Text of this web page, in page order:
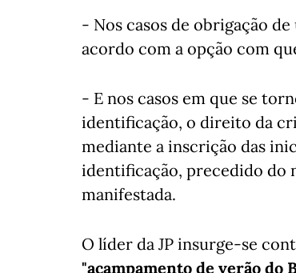
- Nos casos de obrigação
acordo com a opção com
- E nos casos em que se
identificação, o direito da
mediante a inscrição das
identificação, precedido do
manifestada.
O líder da JP insurge-se
"acampamento de verão do